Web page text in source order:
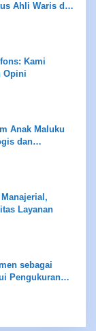
Ahli Waris dan
Kami
Opini
Anak Maluku
dan
Layanan
sebagai
Pengukuran